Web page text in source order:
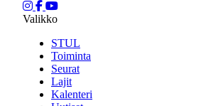
Valikko
STUL
Toiminta
Seurat
Lajit
Kalenteri